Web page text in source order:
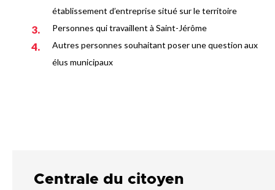
établissement d’entreprise situé sur le territoire
Personnes qui travaillent à Saint-Jérôme
Autres personnes souhaitant poser une question aux
élus municipaux
Centrale du citoyen